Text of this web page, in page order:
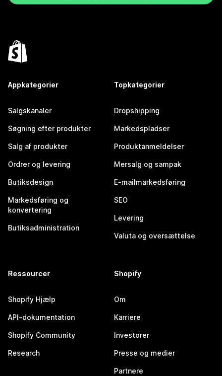
Appkategorier
Salgskanaler
Søgning efter produkter
Salg af produkter
Ordrer og levering
Butiksdesign
Markedsføring og
konvertering
Butiksadministration
Topkategorier
Dropshipping
Markedspladser
Produktanmeldelser
Mersalg og sampak
E-mailmarkedsføring
SEO
Levering
Valuta og oversættelse
Ressourcer
Shopify Hjælp
API-dokumentation
Shopify Community
Research
Shopify
Om
Karriere
Investorer
Presse og medier
Partnere